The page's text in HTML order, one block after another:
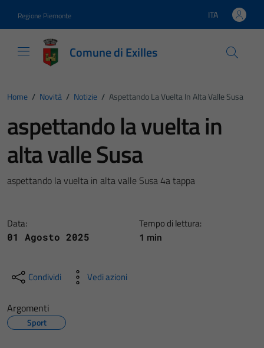
Regione Piemonte Lingua attiva:
ITA
Comune di Exilles
Home / Novità / Notizie / Aspettando La Vuelta In Alta Valle Susa
aspettando la vuelta in
alta valle Susa
aspettando la vuelta in alta valle Susa 4a tappa
Data:
01 Agosto 2025
Tempo di lettura:
1 min
Condividi Vedi azioni
Argomenti
Sport